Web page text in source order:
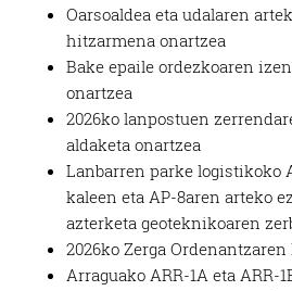
Oarsoaldea eta udalaren
hitzarmena onartzea
Bake epaile ordezkoaren
onartzea
2026ko lanpostuen
aldaketa onartzea
Lanbarren parke logistikoko
kaleen eta AP-8aren arteko
azterketa geoteknikoaren
2026ko Zerga
Arraguako ARR-1A eta ARR-